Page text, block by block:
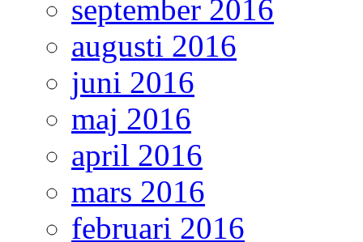
september 2016
augusti 2016
juni 2016
maj 2016
april 2016
mars 2016
februari 2016